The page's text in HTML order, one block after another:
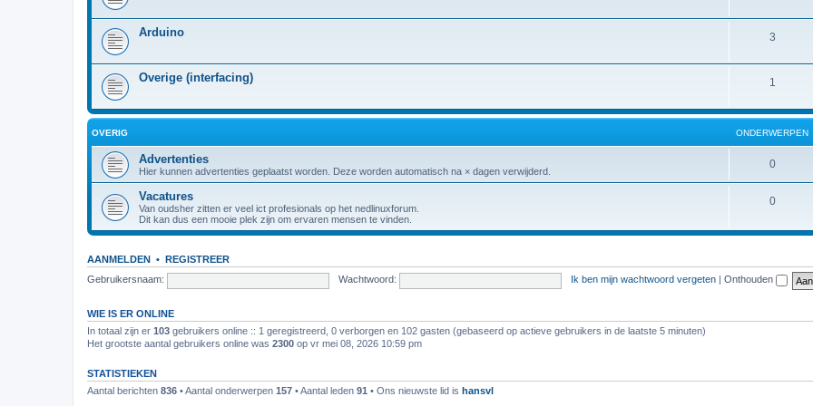
Arduino 3
Overige (interfacing) 1
OVERIG ONDERWERPEN
Advertenties
Hier kunnen advertenties geplaatst worden. Deze worden automatisch na × dagen verwijderd.
0
Vacatures
Van oudsher zitten er veel ict profesionals op het nedlinuxforum.
Dit kan dus een mooie plek zijn om ervaren mensen te vinden.
0
AANMELDEN • REGISTREER
Gebruikersnaam:
Wachtwoord: Ik ben mijn wachtwoord vergeten Onthouden
WIE IS ER ONLINE
In totaal zijn er 103 gebruikers online :: 1 geregistreerd, 0 verborgen en 102 gasten (gebaseerd op actieve gebruikers in de laatste 5 minuten)
Het grootste aantal gebruikers online was 2300 op vr mei 08, 2026 10:59 pm
STATISTIEKEN
Aantal berichten 836 • Aantal onderwerpen 157 • Aantal leden 91 • Ons nieuwste lid is hansvl